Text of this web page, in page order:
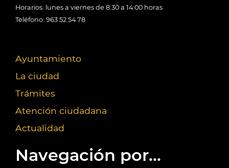
Horarios: lunes a viernes de 8:30 a 14:00 horas
Teléfono: 963 52 54 78
Ayuntamiento
La ciudad
Trámites
Atención ciudadana
Actualidad
Navegación por...